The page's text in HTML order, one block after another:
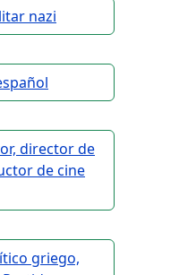
nazi
director de
de cine
griego,